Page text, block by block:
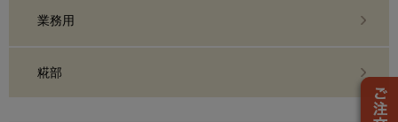
業務用
糀部